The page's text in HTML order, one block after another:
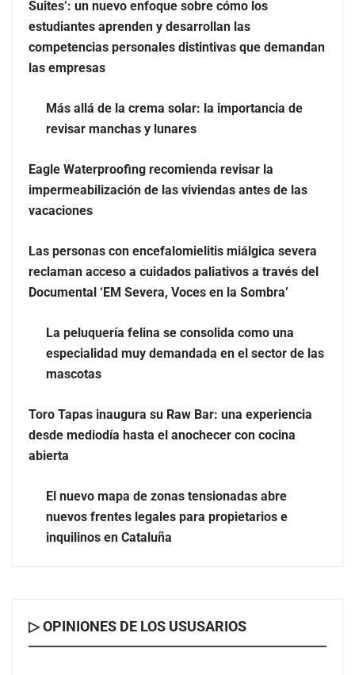
Zoomex mejora su Strategy Center con herramientas
avanzadas para trading estratégico
Harvard Business Impact presenta ‘Essential Skill
Suites’: un nuevo enfoque sobre cómo los estudiantes
distintivas que demandan las empresas
Más allá de la crema solar: la importancia de revisar
manchas y lunares
impermeabilización de las viviendas antes de las
vacaciones
Suites’: un nuevo enfoque sobre cómo los
estudiantes aprenden y desarrollan las
competencias personales distintivas que demandan
las empresas
Más allá de la crema solar: la importancia de
revisar manchas y lunares
Eagle Waterproofing recomienda revisar la
impermeabilización de las viviendas antes de las
vacaciones
Las personas con encefalomielitis miálgica severa
reclaman acceso a cuidados paliativos a través del
Documental ‘EM Severa, Voces en la Sombra’
La peluquería felina se consolida como una
especialidad muy demandada en el sector de las
mascotas
Toro Tapas inaugura su Raw Bar: una experiencia
desde mediodía hasta el anochecer con cocina
abierta
El nuevo mapa de zonas tensionadas abre
nuevos frentes legales para propietarios e
inquilinos en Cataluña
▷ OPINIONES DE LOS USUSARIOS